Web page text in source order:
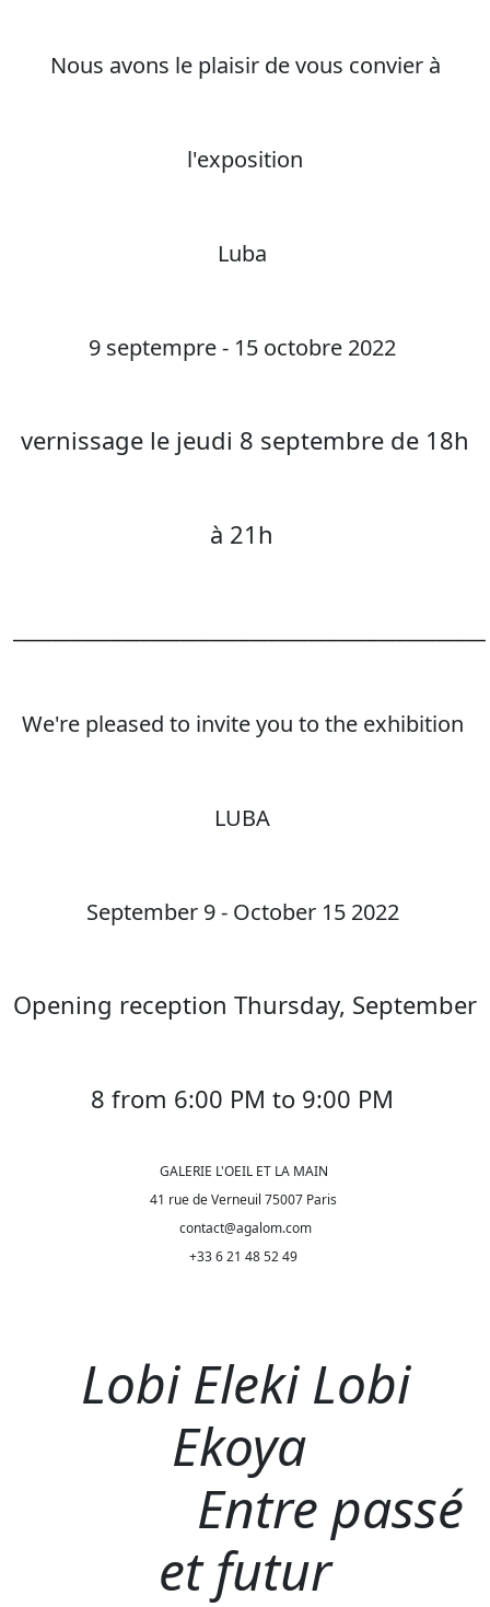
Nous avons le plaisir de vous convier à
l'exposition
Luba
9 septempre - 15 octobre 2022
vernissage le jeudi 8 septembre de 18h
à 21h
We're pleased to invite you to the exhibition
LUBA
September 9 - October 15 2022
Opening reception Thursday, September
8 from 6:00 PM to 9:00 PM
GALERIE L'OEIL ET LA MAIN
41 rue de Verneuil 75007 Paris
contact@agalom.com
+33 6 21 48 52 49
Lobi Eleki Lobi
Ekoya
Entre passé
et futur